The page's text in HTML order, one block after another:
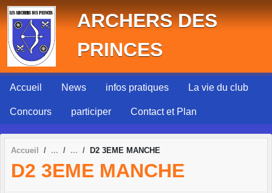
ARCHERS DES
PRINCES
Accueil News infos pratiques La vie du club
Concours participer Contact et Plan
Accueil D2 3EME MANCHE
D2 3EME MANCHE
Panneau de gestion des cookies